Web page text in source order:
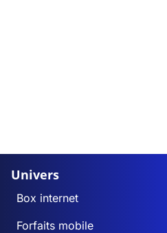
Univers
Box internet
Forfaits mobile